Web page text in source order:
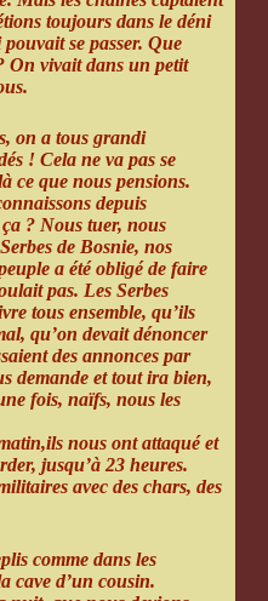
toujours dans le déni
se passer. Que
On vivait dans un petit
on a tous grandi
! Cela ne va pas se
ce que nous pensions.
depuis
? Nous tuer, nous
de Bosnie, nos
a été obligé de faire
pas. Les Serbes
tous ensemble, qu’ils
qu’on devait dénoncer
des annonces par
demande et tout ira bien,
fois, naïfs, nous les
nous ont attaqué et
jusqu’à 23 heures.
avec des chars, des
comme dans les
cave d’un cousin.